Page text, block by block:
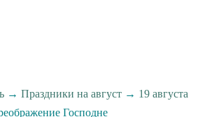
→ Праздники на август → 19 августа
Господне